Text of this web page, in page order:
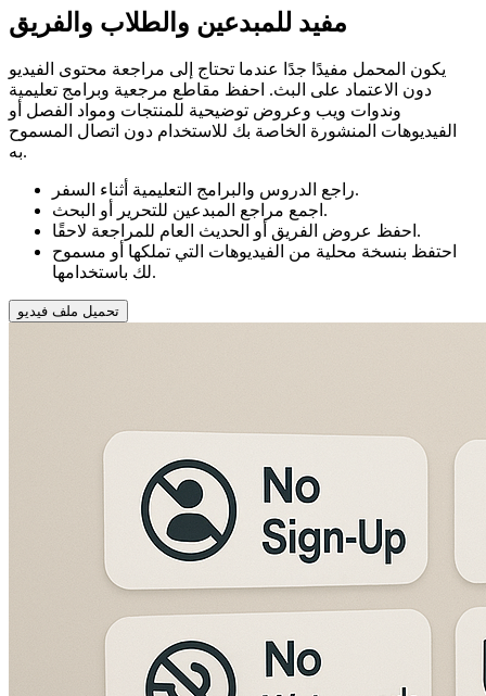
مفيد للمبدعين والطلاب والفريق
يكون المحمل مفيدًا جدًا عندما تحتاج إلى مراجعة محتوى الفيديو
دون الاعتماد على البث. احفظ مقاطع مرجعية وبرامج تعليمية
وندوات ويب وعروض توضيحية للمنتجات ومواد الفصل أو
الفيديوهات المنشورة الخاصة بك للاستخدام دون اتصال المسموح
به.
راجع الدروس والبرامج التعليمية أثناء السفر.
اجمع مراجع المبدعين للتحرير أو البحث.
احفظ عروض الفريق أو الحديث العام للمراجعة لاحقًا.
احتفظ بنسخة محلية من الفيديوهات التي تملكها أو مسموح
لك باستخدامها.
تحميل ملف فيديو